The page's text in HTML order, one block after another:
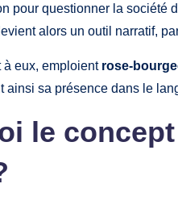
pour questionner la société
alors un outil narratif,
à eux, emploient rose-
ainsi sa présence dans le
le